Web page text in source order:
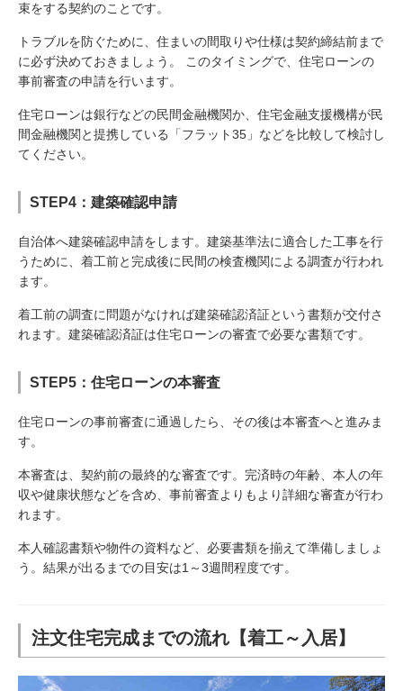
束をする契約のことです。
トラブルを防ぐために、住まいの間取りや仕様は契約締結前まで
に必ず決めておきましょう。 このタイミングで、住宅ローンの
事前審査の申請を行います。
住宅ローンは銀行などの民間金融機関か、住宅金融支援機構が民
間金融機関と提携している「フラット35」などを比較して検討し
てください。
STEP4：建築確認申請
自治体へ建築確認申請をします。建築基準法に適合した工事を行
うために、着工前と完成後に民間の検査機関による調査が行われ
ます。
着工前の調査に問題がなければ建築確認済証という書類が交付さ
れます。建築確認済証は住宅ローンの審査で必要な書類です。
STEP5：住宅ローンの本審査
住宅ローンの事前審査に通過したら、その後は本審査へと進みま
す。
本審査は、契約前の最終的な審査です。完済時の年齢、本人の年
収や健康状態などを含め、事前審査よりもより詳細な審査が行わ
れます。
本人確認書類や物件の資料など、必要書類を揃えて準備しましょ
う。結果が出るまでの目安は1～3週間程度です。
注文住宅完成までの流れ【着工～入居】